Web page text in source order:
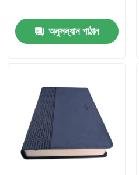
পণ্য
অনুসন্ধান পাঠান